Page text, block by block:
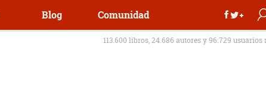
Blog Comunidad
113.600 libros, 24.686 autores y 96.729